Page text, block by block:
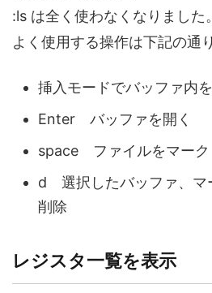
:ls は全く使わなくなりました。
よく使用する操作は下記の通り
挿入モードでバッファ内
Enter バッファを開く
space ファイルをマーク
d 選択したバッファ、マ
削除
レジスタ一覧を表示